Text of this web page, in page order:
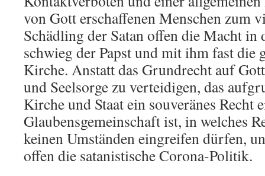
von Gott erschaffenen Menschen zum
Schädling der Satan offen die Macht in
schwieg der Papst und mit ihm fast die
Kirche. Anstatt das Grundrecht auf
und Seelsorge zu verteidigen, das
Kirche und Staat ein souveränes Recht
Glaubensgemeinschaft ist, in welches
keinen Umständen eingreifen dürfen,
offen die satanistische Corona-Politik.